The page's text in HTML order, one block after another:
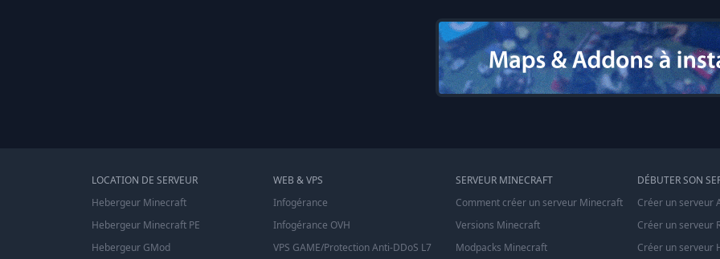
LOCATION DE SERVEUR
Hebergeur Minecraft
Hebergeur Minecraft PE
Hebergeur GMod
WEB & VPS
Infogérance
Infogérance OVH
VPS GAME/Protection Anti-DDoS L7
SERVEUR MINECRAFT
Comment créer un serveur Minecraft
Versions Minecraft
Modpacks Minecraft
DÉBUTER SON
Créer un serveur
Créer un serveur
Créer un serveur